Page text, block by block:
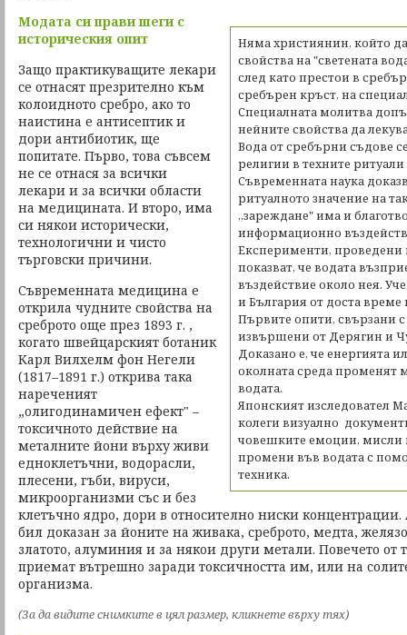
Няма християнин, който
свойства на "светената
след като престои в
сребърен кръст, на
Специалната молитва
нейните свойства да
Вода от сребърни съдове
религии в техните
Съвременната наука
ритуалното значение на
„зареждане" има и
информационно
Експерименти,
показват, че водата
въздействие около нея.
и България от доста време
Първите опити, свързани с
извършени от Дерягин и
Доказано е, че енергията
околната среда променят
водата.
Японският изследовател
колеги визуално
човешките емоции, мисли
промени във водата с
техника.
Модата си прави шеги с
историческия опит
Защо практикуващите лекари
се отнасят презрително към
колоидното сребро, ако то
наистина е антисептик и
дори антибиотик, ще
попитате. Първо, това съвсем
не се отнася за всички
лекари и за всички области
на медицината. И второ, има
си някои исторически,
технологични и чисто
търговски причини.
Съвременната медицина е
открила чудните свойства на
среброто още през 1893 г. ,
когато швейцарският ботаник
Карл Вилхелм фон Негели
(1817–1891 г.) открива така
нареченият
„олигодинамичен ефект" –
токсичното действие на
металните йони върху живи
едноклетъчни, водорасли,
плесени, гъби, вируси,
микроорганизми със и без
клетъчно ядро, дори в относително ниски
бил доказан за йоните на живака, среброто, медта,
златото, алуминия и за някои други метали. Повечето от
приемат вътрешно заради токсичността им, или на
организма.
(За да видите снимките в цял размер, кликнете върху тях)